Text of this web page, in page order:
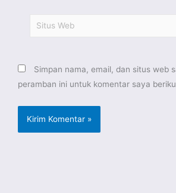
Situs
Simpan nama, email, dan situs web
peramban ini untuk komentar saya